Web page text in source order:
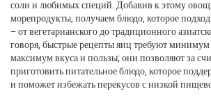
соли и любимых специй. Добавив к этому
морепродукты, получаем блюдо, которое
– от вегетарианского до традиционного
говоря, быстрые рецепты яиц требуют
максимум вкуса и пользы; они позволяют за
приготовить питательное блюдо, которое
и поможет избежать перекусов с низкой